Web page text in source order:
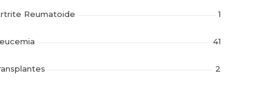
Reumatoide 1
41
2